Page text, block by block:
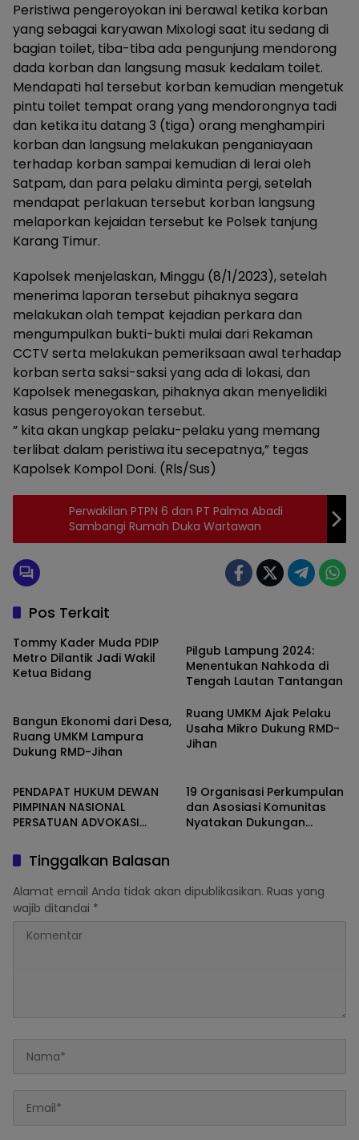
Peristiwa pengeroyokan ini berawal ketika korban
yang sebagai karyawan Mixologi saat itu sedang di
bagian toilet, tiba-tiba ada pengunjung mendorong
dada korban dan langsung masuk kedalam toilet.
Mendapati hal tersebut korban kemudian mengetuk
pintu toilet tempat orang yang mendorongnya tadi
dan ketika itu datang 3 (tiga) orang menghampiri
korban dan langsung melakukan penganiayaan
terhadap korban sampai kemudian di lerai oleh
Satpam, dan para pelaku diminta pergi, setelah
mendapat perlakuan tersebut korban langsung
melaporkan kejaidan tersebut ke Polsek tanjung
Karang Timur.
Kapolsek menjelaskan, Minggu (8/1/2023), setelah
menerima laporan tersebut pihaknya segara
melakukan olah tempat kejadian perkara dan
mengumpulkan bukti-bukti mulai dari Rekaman
CCTV serta melakukan pemeriksaan awal terhadap
korban serta saksi-saksi yang ada di lokasi, dan
Kapolsek menegaskan, pihaknya akan menyelidiki
kasus pengeroyokan tersebut.
” kita akan ungkap pelaku-pelaku yang memang
terlibat dalam peristiwa itu secepatnya,” tegas
Kapolsek Kompol Doni. (Rls/Sus)
Perwakilan PTPN 6 dan PT Palma Abadi
Sambangi Rumah Duka Wartawan
Pos Terkait
Tommy Kader Muda PDIP
Metro Dilantik Jadi Wakil
Ketua Bidang
Pilgub Lampung 2024:
Menentukan Nahkoda di
Tengah Lautan Tantangan
Bangun Ekonomi dari Desa,
Ruang UMKM Lampura
Dukung RMD-Jihan
Ruang UMKM Ajak Pelaku
Usaha Mikro Dukung RMD-
Jihan
Opini
PENDAPAT HUKUM DEWAN
PIMPINAN NASIONAL
PERSATUAN ADVOKASI
UNTUK DEMOKRASI
INDONESIA
19 Organisasi Perkumpulan
dan Asosiasi Komunitas
Nyatakan Dukungan
Tinggalkan Balasan
Alamat email Anda tidak akan dipublikasikan. Ruas yang
wajib ditandai *